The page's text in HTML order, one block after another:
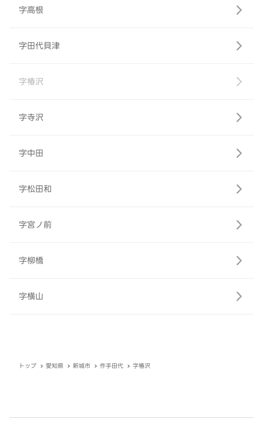
字高根
字田代貝津
字椿沢
字寺沢
字中田
字松田和
字宮ノ前
字柳橋
字横山
トップ 愛知県 新城市 作手田代 字椿沢